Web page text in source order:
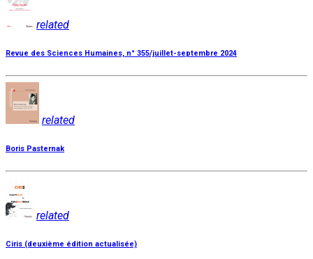
related
Revue des Sciences Humaines, n° 355/juillet-septembre 2024
related
Boris Pasternak
related
Ciris (deuxième édition actualisée)